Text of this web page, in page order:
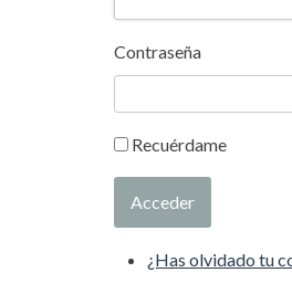
Contraseña
Recuérdame
Acceder
¿Has olvidado tu